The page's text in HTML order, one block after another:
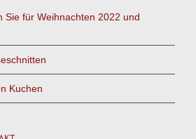
Sie für Weihnachten 2022 und
Kuchen